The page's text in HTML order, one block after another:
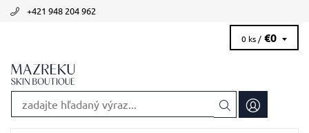
+421 948 204 962
0 ks / €0